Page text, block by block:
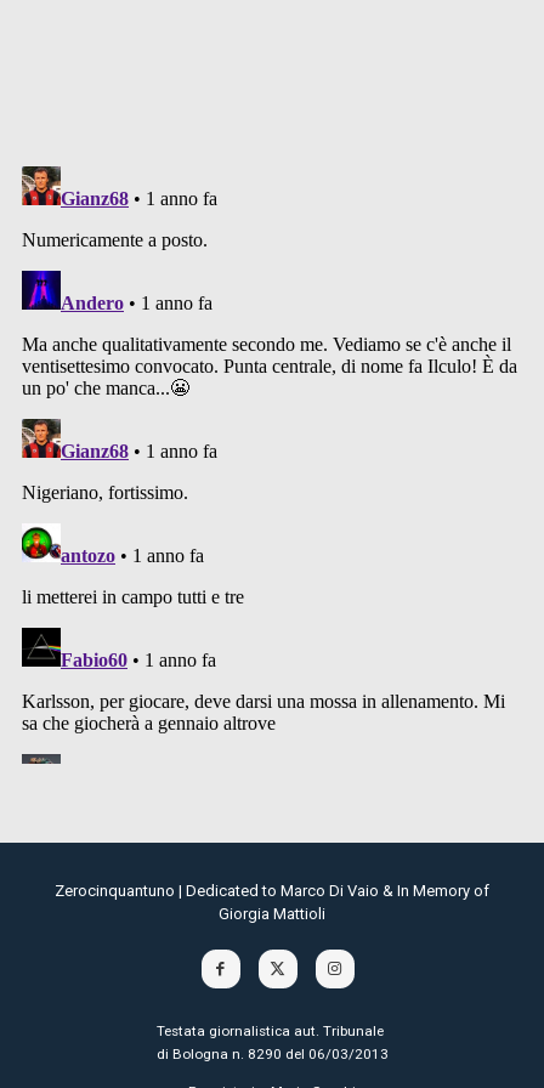
Zerocinquantuno | Dedicated to Marco Di Vaio & In Memory of
Giorgia Mattioli
Testata giornalistica aut. Tribunale
di Bologna n. 8290 del 06/03/2013